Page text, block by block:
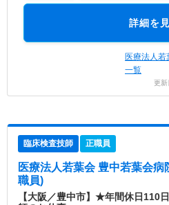
詳細を
医療法人
一覧
更
臨床検査技師 正職員
医療法人若葉会 豊中若葉会病
職員)
【大阪／豊中市】★年間休日110